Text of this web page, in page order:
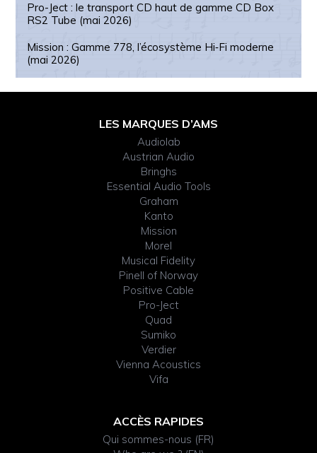
Pro-Ject : le transport CD haut de gamme CD Box
RS2 Tube (mai 2026)
Mission : Gamme 778, l’écosystème Hi‑Fi moderne
(mai 2026)
LES MARQUES D’AMS
Audiolab
Austrian Audio
Bringhs
Essential Audio Tools
Graham
Kanto
Mission
Morel
Musical Fidelity
Pinell of Norway
Positive Cable
Pro-Ject
Quad
Sumiko
Verdier
Vienna Acoustics
Vifa
ACCÈS RAPIDES
Qui sommes-nous (FR)